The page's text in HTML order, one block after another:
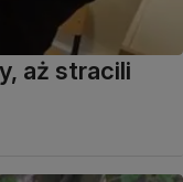
aż stracili